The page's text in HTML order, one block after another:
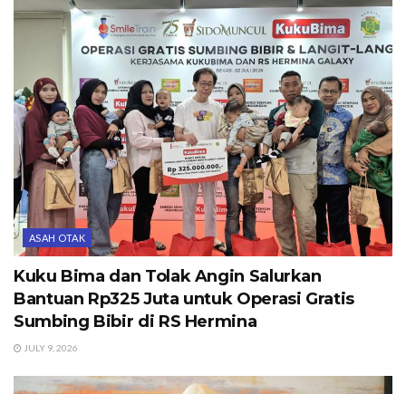
ASAH OTAK
Kuku Bima dan Tolak Angin Salurkan
Bantuan Rp325 Juta untuk Operasi Gratis
Sumbing Bibir di RS Hermina
JULY 9, 2026